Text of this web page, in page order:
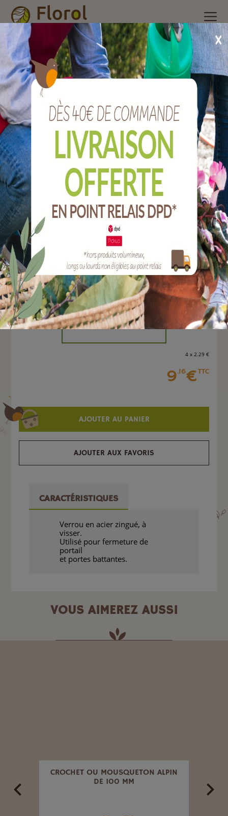
Accueil Nos produits /Quincaillerie/ Verrou baïonnette
zingué Ø 16 x 600 mm.
Verrou baïonnette zingué Ø 16 x 600 mm.
Ref :
QVVB16X600
EAN :3308187257024
Marque :
SOERGEN Distribution
Quantité :
Unité
-
4 x 2.29 €
9.16€TTC
AJOUTER AU PANIER
AJOUTER AUX FAVORIS
CARACTÉRISTIQUES
Verrou en acier zingué, à
visser.
Utilisé pour fermeture de
portail
et portes battantes.
VOUS AIMEREZ AUSSI
CROCHET OU MOUSQUETON ALPIN
DE 100 MM